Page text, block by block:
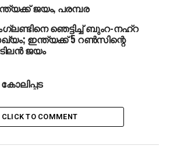
ടെസ്റ്റിനിടെയാണ് സാഹക്ക്
ഭേദമായട്ടുണ്ടെങ്കിലും വിശ്രമം
വ്യാഴാഴ്ചയാണ് ടെസ്റ്റ്
മത്സരങ്ങളടങ്ങിയ പരമ്പരയില്‍
എട്ട് വിക്കറ്റിനുമായിരുന്നു
VS ENGLAND
ജയം, പരമ്പര
ബുംറ-നഹ്‌റ
റണ്‍സിന്റെ